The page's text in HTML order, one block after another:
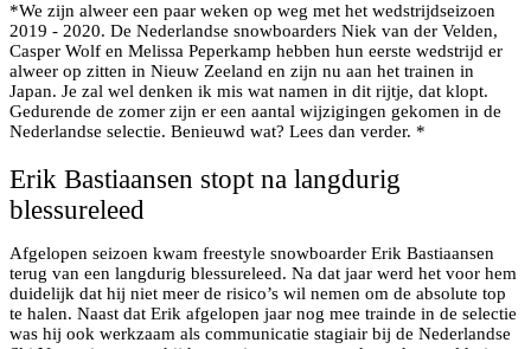
*We zijn alweer een paar weken op weg met het wedstrijdseizoen
2019 - 2020. De Nederlandse snowboarders Niek van der Velden,
Casper Wolf en Melissa Peperkamp hebben hun eerste wedstrijd er
alweer op zitten in Nieuw Zeeland en zijn nu aan het trainen in
Japan. Je zal wel denken ik mis wat namen in dit rijtje, dat klopt.
Gedurende de zomer zijn er een aantal wijzigingen gekomen in de
Nederlandse selectie. Benieuwd wat? Lees dan verder. *
Erik Bastiaansen stopt na langdurig
blessureleed
Afgelopen seizoen kwam freestyle snowboarder Erik Bastiaansen
terug van een langdurig blessureleed. Na dat jaar werd het voor hem
duidelijk dat hij niet meer de risico’s wil nemen om de absolute top
te halen. Naast dat Erik afgelopen jaar nog mee trainde in de selectie
was hij ook werkzaam als communicatie stagiair bij de Nederlandse